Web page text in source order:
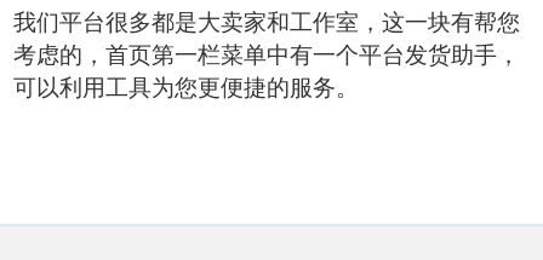
我们平台很多都是大卖家和工作室，这一块有帮您
考虑的，首页第一栏菜单中有一个平台发货助手，
可以利用工具为您更便捷的服务。